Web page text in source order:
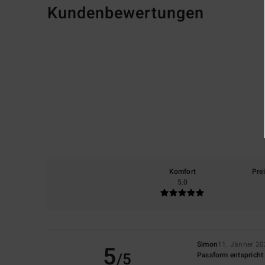
Kundenbewertungen
Komfort
5.0
5/5
Simon11. Jänner
Passform entspricht